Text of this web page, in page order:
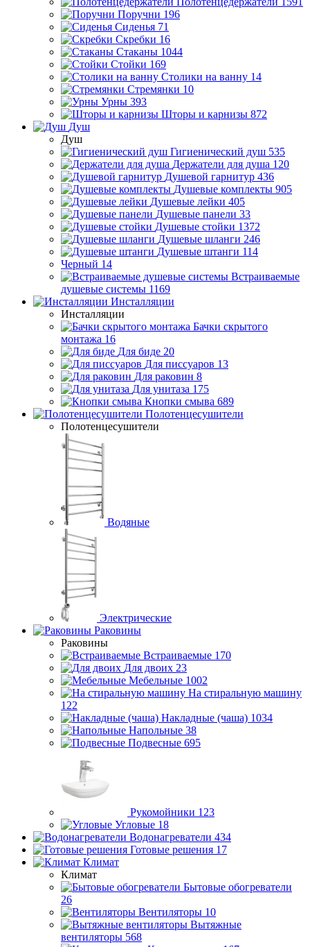
Поручни 196
Сиденья 71
Скребки 16
Стаканы 1044
Стойки 169
Столики на ванну 14
Стремянки 10
Урны 393
Шторы и карнизы 872
Душ
Душ
Гигиенический душ 535
Держатели для душа 120
Душевой гарнитур 436
Душевые комплекты 905
Душевые лейки 405
Душевые панели 33
Душевые стойки 1372
Душевые шланги 246
Душевые штанги 114
Черный 14
Встраиваемые
душевые системы 1169
Инсталляции
Инсталляции
Бачки скрытого
монтажа 16
Для биде 20
Для писсуаров 13
Для раковин 8
Для унитаза 175
Кнопки смыва 689
Полотенцесушители
Полотенцесушители
Водяные
Электрические
Раковины
Раковины
Встраиваемые 170
Для двоих 23
Мебельные 1002
На стиральную машину
122
Накладные (чаша) 1034
Напольные 38
Подвесные 695
Рукомойники 123
Угловые 18
Водонагреватели 434
Готовые решения 17
Климат
Климат
Бытовые обогреватели
26
Вентиляторы 10
Вытяжные
вентиляторы 568